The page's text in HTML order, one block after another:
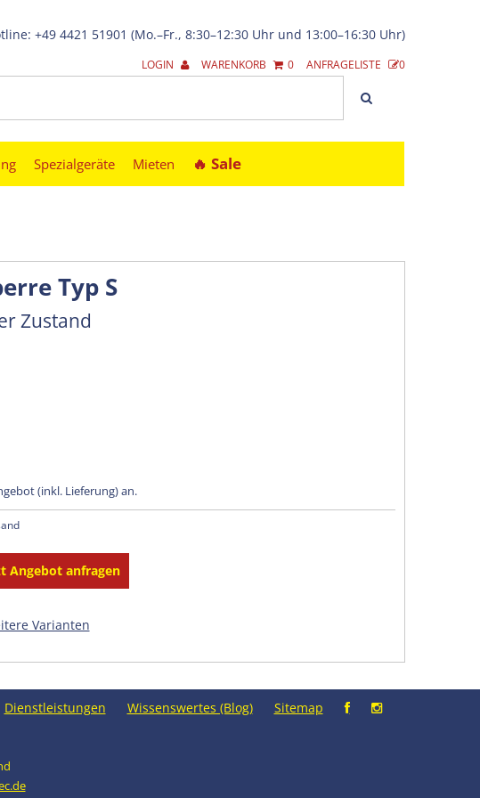
+49 4421 51901 (Mo.–Fr., 8:30–12:30 Uhr und 13:00–16:30 Uhr)
LOGIN WARENKORB 0 ANFRAGELISTE 0
Spezialgeräte Mieten 🔥︎ Sale
Typ S
Zustand
(inkl. Lieferung) an.
Varianten
Dienstleistungen Wissenswertes (Blog) Sitemap